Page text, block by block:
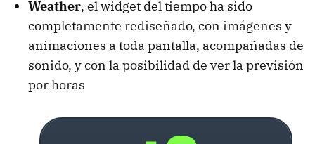
Weather, el widget del tiempo ha sido
completamente rediseñado, con imágenes y
animaciones a toda pantalla, acompañadas de
sonido, y con la posibilidad de ver la previsión
por horas